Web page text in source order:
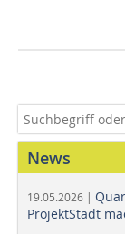
News
19.05.2026 |
ProjektStadt